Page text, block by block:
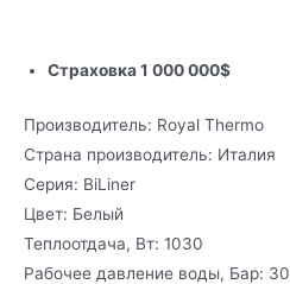
Страховка 1 000 000$
Производитель: Royal Thermo
Страна производитель: Италия
Серия: BiLiner
Цвет: Белый
Теплоотдача, Вт: 1030
Рабочее давление воды, Бар: 30